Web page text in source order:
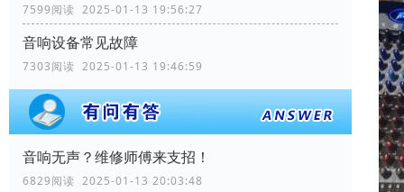
7599阅读 2025-01-13 19:56:27
音响设备常见故障
7303阅读 2025-01-13 19:46:59
音响无声？维修师傅来支招！
6829阅读 2025-01-13 20:03:48